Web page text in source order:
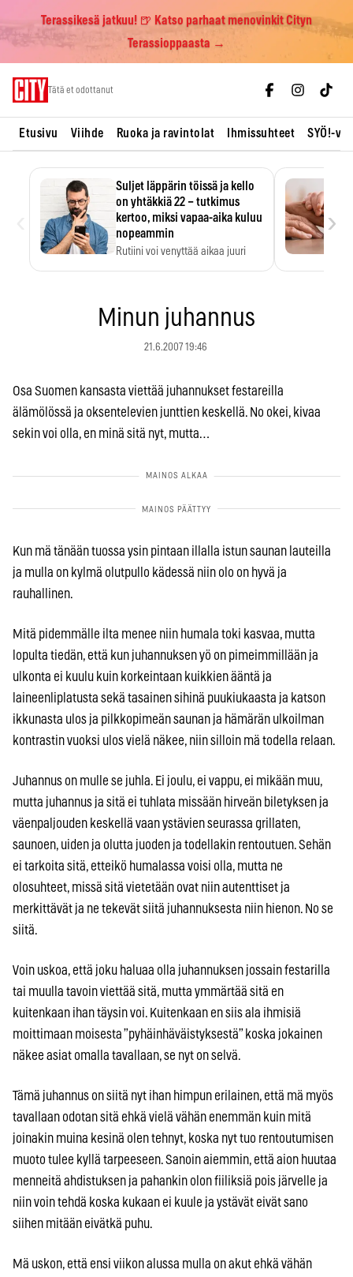
Terassikesä jatkuu! 🍺 Katso parhaat menovinkit Cityn
Terassioppaasta →
Tätä et odottanut
Etusivu Viihde Ruoka ja ravintolat Ihmissuhteet SYÖ!-
Suljet läppärin töissä ja kello
on yhtäkkiä 22 – tutkimus
kertoo, miksi vapaa-aika kuluu
nopeammin
Rutiini voi venyttää aikaa juuri
›
Minun juhannus
21.6.2007 19:46
Osa Suomen kansasta viettää juhannukset festareilla
älämölössä ja oksentelevien junttien keskellä. No okei, kivaa
sekin voi olla, en minä sitä nyt, mutta…
Kun mä tänään tuossa ysin pintaan illalla istun saunan lauteilla
ja mulla on kylmä olutpullo kädessä niin olo on hyvä ja
rauhallinen.
Mitä pidemmälle ilta menee niin humala toki kasvaa, mutta
lopulta tiedän, että kun juhannuksen yö on pimeimmillään ja
ulkonta ei kuulu kuin korkeintaan kuikkien ääntä ja
laineenliplatusta sekä tasainen sihinä puukiukaasta ja katson
ikkunasta ulos ja pilkkopimeän saunan ja hämärän ulkoilman
kontrastin vuoksi ulos vielä näkee, niin silloin mä todella relaan.
Juhannus on mulle se juhla. Ei joulu, ei vappu, ei mikään muu,
mutta juhannus ja sitä ei tuhlata missään hirveän biletyksen ja
väenpaljouden keskellä vaan ystävien seurassa grillaten,
saunoen, uiden ja olutta juoden ja todellakin rentoutuen. Sehän
ei tarkoita sitä, etteikö humalassa voisi olla, mutta ne
olosuhteet, missä sitä vietetään ovat niin autenttiset ja
merkittävät ja ne tekevät siitä juhannuksesta niin hienon. No se
siitä.
Voin uskoa, että joku haluaa olla juhannuksen jossain festarilla
tai muulla tavoin viettää sitä, mutta ymmärtää sitä en
kuitenkaan ihan täysin voi. Kuitenkaan en siis ala ihmisiä
moittimaan moisesta ”pyhäinhäväistyksestä” koska jokainen
näkee asiat omalla tavallaan, se nyt on selvä.
Tämä juhannus on siitä nyt ihan himpun erilainen, että mä myös
tavallaan odotan sitä ehkä vielä vähän enemmän kuin mitä
joinakin muina kesinä olen tehnyt, koska nyt tuo rentoutumisen
muoto tulee kyllä tarpeeseen. Sanoin aiemmin, että aion huutaa
menneitä ahdistuksen ja pahankin olon fiiliksiä pois järvelle ja
niin voin tehdä koska kukaan ei kuule ja ystävät eivät sano
siihen mitään eivätkä puhu.
Mä uskon, että ensi viikon alussa mulla on akut ehkä vähän